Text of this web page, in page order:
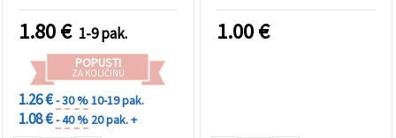
1.80€ 1-9 pak.
POPUSTI
ZA KOLIČINU
1.26 €- 30 %10-19 pak.
1.08 €- 40 % 20 pak. +
mm – link za DIY
narukvice i ogrlice
1.00€